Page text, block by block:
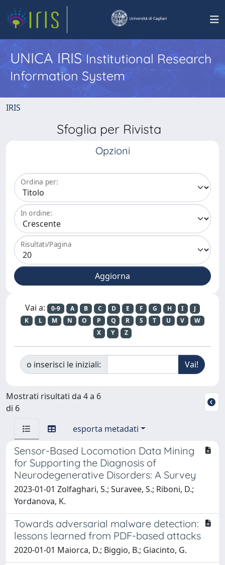
UNICA IRISInstitutional Research
Information System
IRIS
Sfoglia per Rivista
Opzioni
Ordina per:
In ordine:
Risultati/Pagina
Vai a: 0-9 A B C D E F G H I
J
K
L M N O P Q R S T U V
W
X
Y Z
o inserisci le iniziali:
Mostrati risultati da 4 a 6
di 6
esporta metadati
Sensor-Based Locomotion Data Mining
for Supporting the Diagnosis of
Neurodegenerative Disorders: A Survey
2023-01-01 Zolfaghari, S.; Suravee, S.; Riboni, D.;
Yordanova, K.
Towards adversarial malware detection:
lessons learned from PDF-based attacks
2020-01-01 Maiorca, D.; Biggio, B.; Giacinto, G.